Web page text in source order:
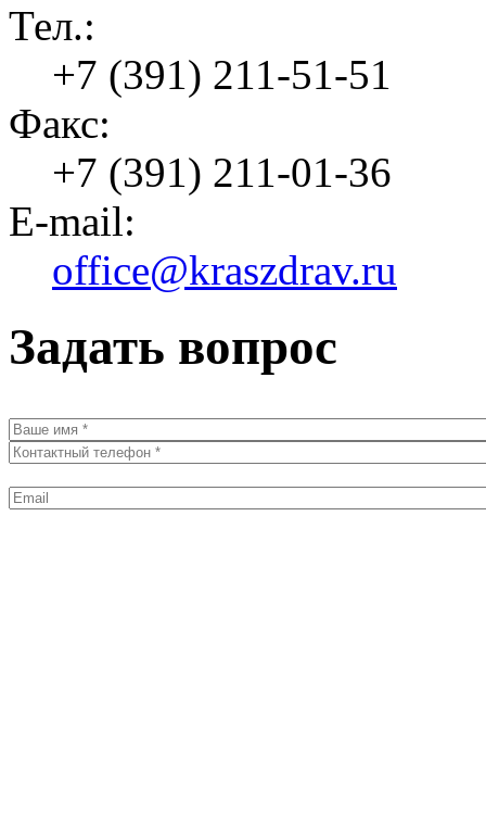
Тел.:
+7 (391) 211-51-51
Факс:
+7 (391) 211-01-36
E-mail:
office@kraszdrav.ru
Задать вопрос